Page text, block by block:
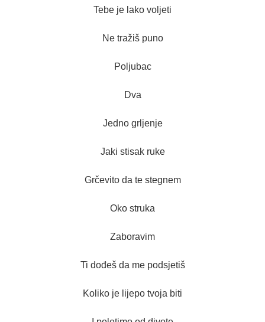
Tebe je lako voljeti
Ne tražiš puno
Poljubac
Dva
Jedno grljenje
Jaki stisak ruke
Grčevito da te stegnem
Oko struka
Zaboravim
Ti dođeš da me podsjetiš
Koliko je lijepo tvoja biti